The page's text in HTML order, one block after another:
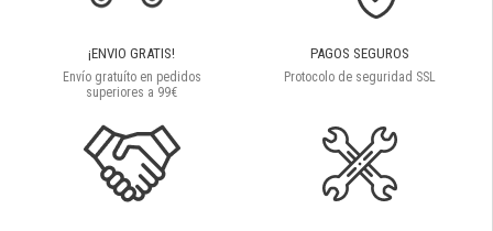
¡ENVIO GRATIS!
Envío gratuíto en pedidos
superiores a 99€
PAGOS SEGUROS
Protocolo de seguridad SSL